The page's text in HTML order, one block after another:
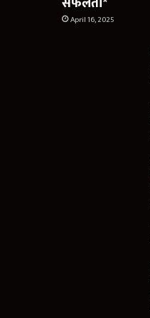
April 16, 2025